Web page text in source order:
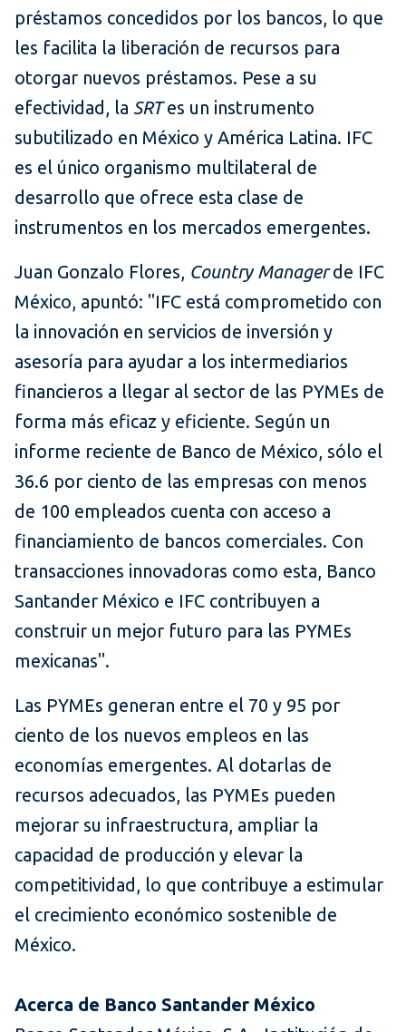
préstamos concedidos por los bancos, lo que
les facilita la liberación de recursos para
otorgar nuevos préstamos. Pese a su
efectividad, la SRTes un instrumento
subutilizado en México y América Latina. IFC
es el único organismo multilateral de
desarrollo que ofrece esta clase de
instrumentos en los mercados emergentes.
Juan Gonzalo Flores, Country Managerde IFC
México, apuntó: "IFC está comprometido con
la innovación en servicios de inversión y
asesoría para ayudar a los intermediarios
financieros a llegar al sector de las PYMEs de
forma más eficaz y eficiente. Según un
informe reciente de Banco de México, sólo el
36.6 por ciento de las empresas con menos
de 100 empleados cuenta con acceso a
financiamiento de bancos comerciales. Con
transacciones innovadoras como esta, Banco
Santander México e IFC contribuyen a
construir un mejor futuro para las PYMEs
mexicanas".
Las PYMEs generan entre el 70 y 95 por
ciento de los nuevos empleos en las
economías emergentes. Al dotarlas de
recursos adecuados, las PYMEs pueden
mejorar su infraestructura, ampliar la
capacidad de producción y elevar la
competitividad, lo que contribuye a estimular
el crecimiento económico sostenible de
México.
Acerca de Banco Santander México